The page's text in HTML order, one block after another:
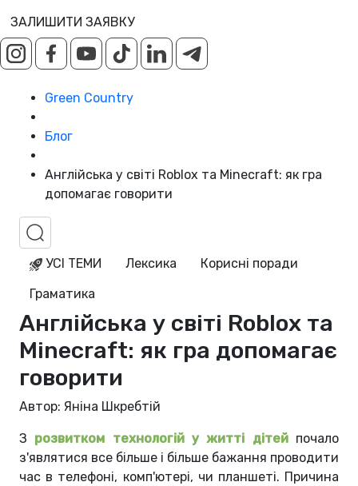
ЗАЛИШИТИ ЗАЯВКУ
Green Country
Блог
Англійська у світі Roblox та Minecraft: як гра
допомагає говорити
УСІ ТЕМИ Лексика
Корисні поради
Граматика
Англійська у світі Roblox та
Minecraft: як гра допомагає
говорити
Автор: Яніна Шкребтій
З розвитком технологій у житті дітейпочало
з'являтися все більше і більше бажання проводити
час в телефоні, комп'ютері, чи планшеті. Причина